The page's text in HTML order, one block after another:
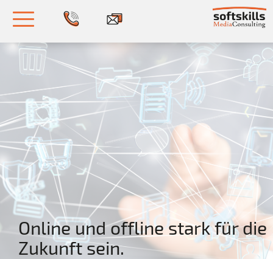
Toggle
navigation
Online und offline stark für die
Zukunft sein.